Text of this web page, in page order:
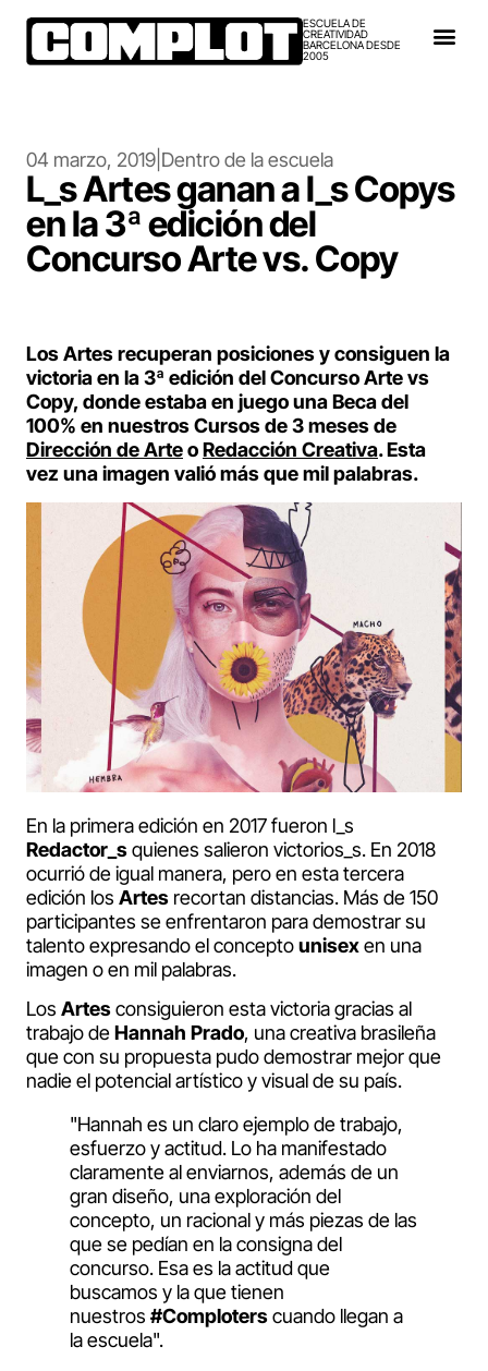
ESCUELA DE
CREATIVIDAD
BARCELONA DESDE
2005
04 marzo, 2019 Dentro de la escuela
L_s Artes ganan a l_s Copys
en la 3ª edición del
Concurso Arte vs. Copy
Los Artes recuperan posiciones y consiguen la
victoria en la 3ª edición del Concurso Arte vs
Copy, donde estaba en juego una Beca del
100% en nuestros Cursos de 3 meses de
Dirección de ArteoRedacción Creativa. Esta
vez una imagen valió más que mil palabras.
En la primera edición en 2017 fueron l_s
Redactor_squienes salieron victorios_s. En 2018
ocurrió de igual manera, pero en esta tercera
edición los Artes recortan distancias. Más de 150
participantes se enfrentaron para demostrar su
talento expresando el conceptounisexen una
imagen o en mil palabras.
Los Artesconsiguieron esta victoria gracias al
trabajo deHannah Prado, una creativa brasileña
que con su propuesta pudo demostrar mejor que
nadie el potencial artístico y visual de su país.
"Hannah es un claro ejemplo de trabajo,
esfuerzo y actitud. Lo ha manifestado
claramente al enviarnos, además de un
gran diseño, una exploración del
concepto, un racional y más piezas de las
que se pedían en la consigna del
concurso. Esa es la actitud que
buscamos y la que tienen
nuestros #Comploterscuando llegan a
la escuela".